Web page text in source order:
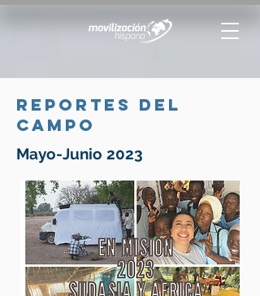
Reportes del
campo
Mayo-Junio 2023